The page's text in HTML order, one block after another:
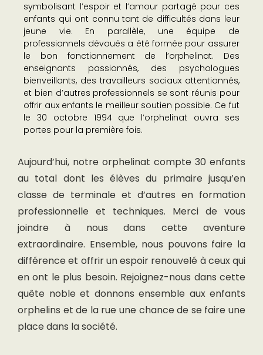
symbolisant l’espoir et l’amour partagé pour ces
enfants qui ont connu tant de difficultés dans leur
jeune vie. En parallèle, une équipe de
professionnels dévoués a été formée pour assurer
le bon fonctionnement de l’orphelinat. Des
enseignants passionnés, des psychologues
bienveillants, des travailleurs sociaux attentionnés,
et bien d’autres professionnels se sont réunis pour
offrir aux enfants le meilleur soutien possible. Ce fut
le 30 octobre 1994 que l’orphelinat ouvra ses
portes pour la première fois.
Aujourd’hui, notre orphelinat compte 30 enfants
au total dont les élèves du primaire jusqu’en
classe de terminale et d’autres en formation
professionnelle et techniques. Merci de vous
joindre à nous dans cette aventure
extraordinaire. Ensemble, nous pouvons faire la
différence et offrir un espoir renouvelé à ceux qui
en ont le plus besoin. Rejoignez-nous dans cette
quête noble et donnons ensemble aux enfants
orphelins et de la rue une chance de se faire une
place dans la société.